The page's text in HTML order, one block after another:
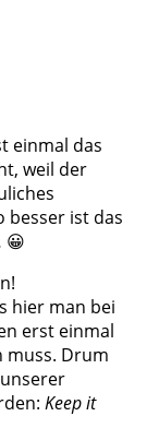
einmal das
weil der
besser ist das
😀
hier man bei
erst einmal
muss. Drum
Keep it